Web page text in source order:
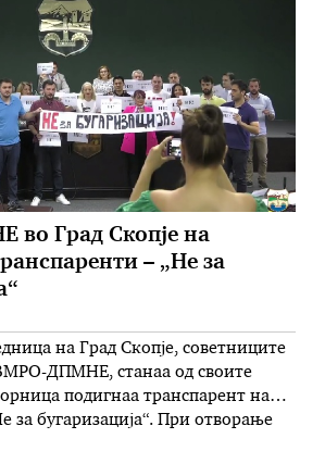
Скопје изготви три тарифни
Град Скопје на
– „Не за
на Град Скопје, советниците
ДПМНЕ, станаа од своите
подигнаа транспарент на
за бугаризација“. При отворање